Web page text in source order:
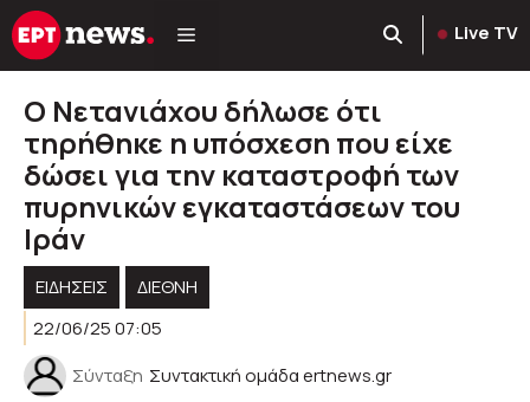
Μετάβαση
σε
Live TV
Ο Νετανιάχου δήλωσε ότι
τηρήθηκε η υπόσχεση που είχε
δώσει για την καταστροφή των
πυρηνικών εγκαταστάσεων του
Ιράν
ΕΙΔΗΣΕΙΣ
ΔΙΕΘΝΗ
22/06/25 07:05
Σύνταξη Συντακτική ομάδα ertnews.gr